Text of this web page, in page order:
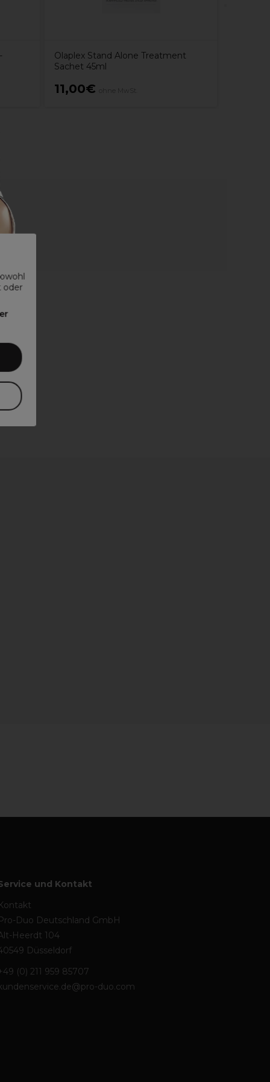
oder
Olaplex Stand Alone Treatment
Sachet 45ml
11,00€
und Kontakt
Duo Deutschland GmbH
Heerdt 104
Düsseldorf
(0) 211 959 85707
duo.com